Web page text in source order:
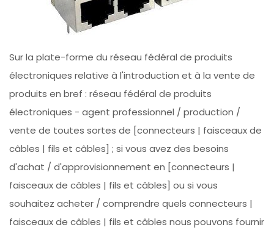
Sur la plate-forme du réseau fédéral de produits
électroniques relative à l'introduction et à la vente de
produits en bref : réseau fédéral de produits
électroniques - agent professionnel / production /
vente de toutes sortes de [connecteurs | faisceaux de
câbles | fils et câbles] ; si vous avez des besoins
d'achat / d'approvisionnement en [connecteurs |
faisceaux de câbles | fils et câbles] ou si vous
souhaitez acheter / comprendre quels connecteurs |
faisceaux de câbles | fils et câbles nous pouvons fournir